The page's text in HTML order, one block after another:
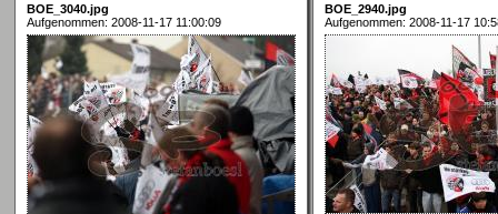
BOE_3040.jpg
Aufgenommen: 2008-11-17 11:00:09
BOE_2940.jpg
Aufgenommen: 2008-11-17